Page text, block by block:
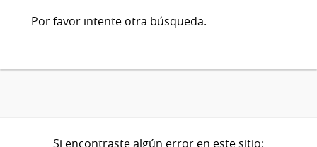
Por favor intente otra búsqueda.
Si encontraste algún error en este sitio: